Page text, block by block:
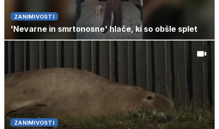
ZANIMIVOSTI
'Nevarne in smrtonosne' hlače, ki so obšle splet
ZANIMIVOSTI